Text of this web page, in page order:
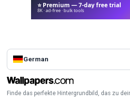
⭐ Premium — 7-day free trial
8K · ad-free · bulk tools
German
Finde das perfekte Hintergrundbild, das zu